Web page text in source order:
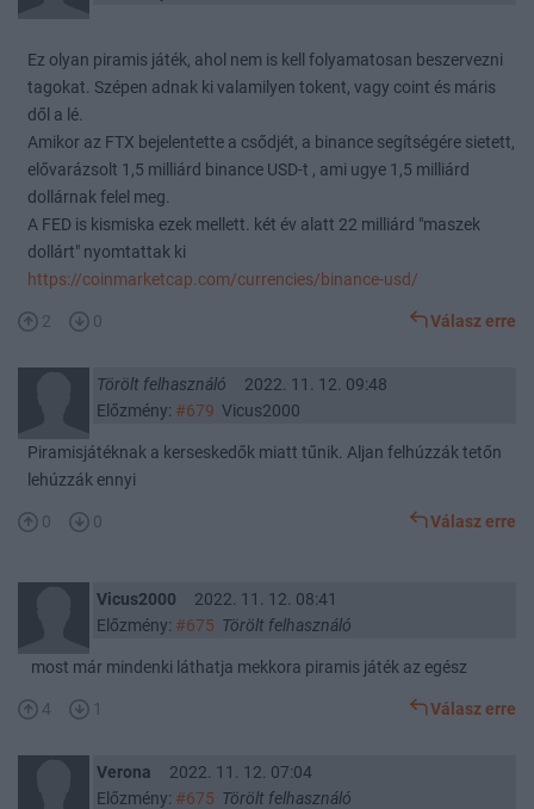
Ez olyan piramis játék, ahol nem is kell folyamatosan beszervezni
tagokat. Szépen adnak ki valamilyen tokent, vagy coint és máris
dől a lé.
Amikor az FTX bejelentette a csődjét, a binance segítségére sietett,
elővarázsolt 1,5 milliárd binance USD-t , ami ugye 1,5 milliárd
dollárnak felel meg.
A FED is kismiska ezek mellett. két év alatt 22 milliárd "maszek
dollárt" nyomtattak ki
https://coinmarketcap.com/currencies/binance-usd/
2 0 Válasz erre
Törölt felhasználó
2022. 11. 12. 09:48
Előzmény: #679 Vicus2000
Piramisjátéknak a kerseskedők miatt tűnik. Aljan felhúzzák tetőn
lehúzzák ennyi
0 0 Válasz erre
Vicus2000
2022. 11. 12. 08:41
Előzmény: #675 Törölt felhasználó
most már mindenki láthatja mekkora piramis játék az egész
4 1 Válasz erre
Verona
2022. 11. 12. 07:04
Előzmény: #675 Törölt felhasználó